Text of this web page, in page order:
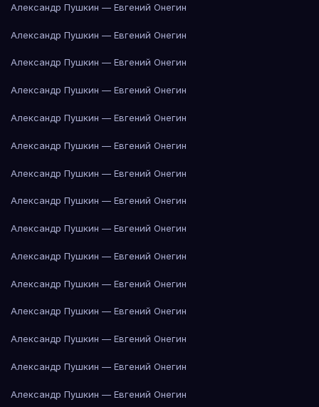
Александр Пушкин — Евгений Онегин
Александр Пушкин — Евгений Онегин
Александр Пушкин — Евгений Онегин
Александр Пушкин — Евгений Онегин
Александр Пушкин — Евгений Онегин
Александр Пушкин — Евгений Онегин
Александр Пушкин — Евгений Онегин
Александр Пушкин — Евгений Онегин
Александр Пушкин — Евгений Онегин
Александр Пушкин — Евгений Онегин
Александр Пушкин — Евгений Онегин
Александр Пушкин — Евгений Онегин
Александр Пушкин — Евгений Онегин
Александр Пушкин — Евгений Онегин
Александр Пушкин — Евгений Онегин